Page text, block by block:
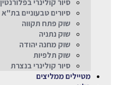
סיור קולינרי בפלורנטין
סיורים טבעוניים בת"א
שוק פתח תקווה
שוק נתניה
שוק מחנה יהודה
שוק תלפיות
סיור קולינרי בנצרת
מטיילים ממליצים